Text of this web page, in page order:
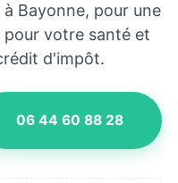
Bayonne, pour une
pour votre santé et
d'impôt.
06 44 60 88 28